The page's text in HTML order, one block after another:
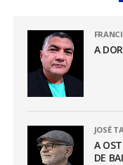
A
JOSÉ
A
DE